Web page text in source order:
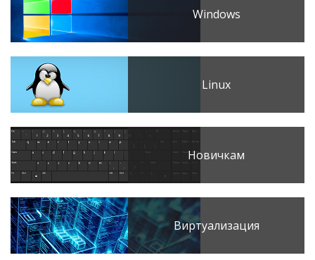
Windows
Linux
Новичкам
Виртуализация